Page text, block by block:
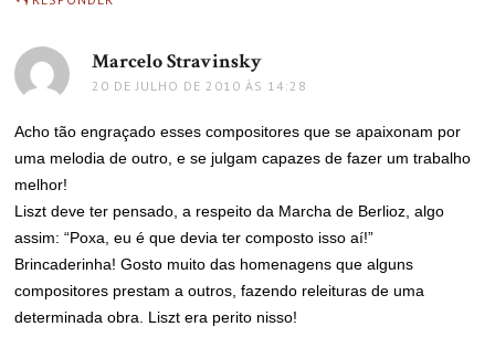
Marcelo Stravinsky
20 DE JULHO DE 2010 ÀS 14:28
Acho tão engraçado esses compositores que se apaixonam por
uma melodia de outro, e se julgam capazes de fazer um trabalho
melhor!
Liszt deve ter pensado, a respeito da Marcha de Berlioz, algo
assim: “Poxa, eu é que devia ter composto isso aí!”
Brincaderinha! Gosto muito das homenagens que alguns
compositores prestam a outros, fazendo releituras de uma
determinada obra. Liszt era perito nisso!